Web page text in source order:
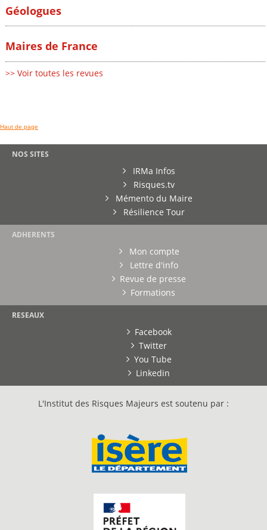
Géologues
Maires de France
>> Voir toutes les revues
Haut de page
NOS SITES
IRMa Infos
Risques.tv
Mémento du Maire
Résilience Tour
ADHERENTS
Mon compte
Lettre d'info
Revue de presse
Formations
RESEAUX
Facebook
Twitter
You Tube
Linkedin
L'Institut des Risques Majeurs est soutenu par :